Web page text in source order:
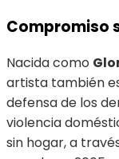
Compromiso
Nacida como
artista también
defensa de los
violencia
sin hogar, a